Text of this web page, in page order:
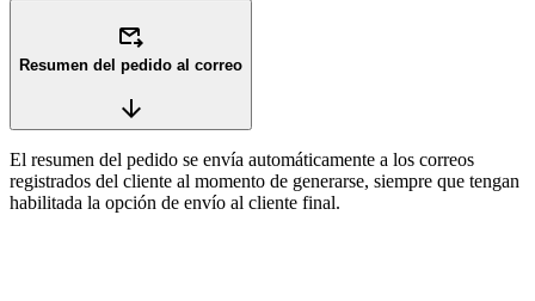
outgoing_mail
Resumen del pedido al correo
arrow_downward
El resumen del pedido se envía automáticamente a los correos
registrados del cliente al momento de generarse, siempre que tengan
habilitada la opción de envío al cliente final.